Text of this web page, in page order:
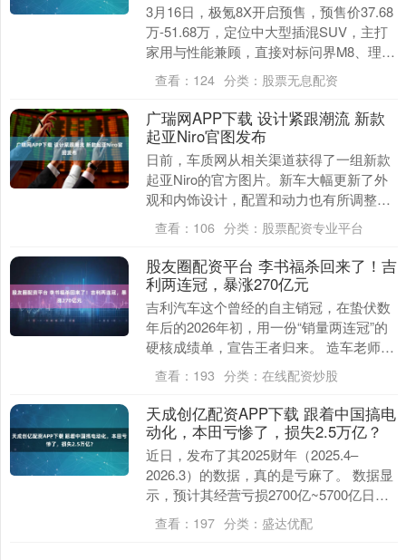
3月16日，极氪8X开启预售，预售价37.68
万-51.68万，定位中大型插混SUV，主打
家用与性能兼顾，直接对标问界M8、理想
L8。接下来，我们将对新车梳理清....
查看： 124 分类： 股票无息配资
广瑞网APP下载 设计紧跟潮流 新款
起亚Niro官图发布
日前，车质网从相关渠道获得了一组新款
起亚Niro的官方图片。新车大幅更新了外
观和内饰设计，配置和动力也有所调整。
外观方面，新款起亚Niro采用全新Star
M....
查看： 106 分类： 股票配资专业平台
股友圈配资平台 李书福杀回来了！吉
利两连冠，暴涨270亿元
吉利汽车这个曾经的自主销冠，在蛰伏数
年后的2026年初，用一份“销量两连冠”的
硬核成绩单，宣告王者归来。 造车老师傅
李书福，带领吉利杀回来了。 1. 资本狂
飙：....
查看： 193 分类： 在线配资炒股
天成创亿配资APP下载 跟着中国搞电
动化，本田亏惨了，损失2.5万亿？
近日，发布了其2025财年（2025.4–
2026.3）的数据，真的是亏麻了。 数据显
示，预计其经营亏损2700亿~5700亿日元
（约合人民币116亿~247亿....
查看： 197 分类： 盛达优配